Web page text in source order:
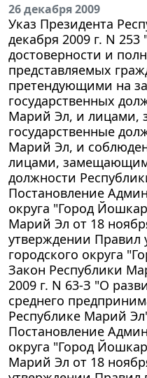
26 декабря 2009
Указ Президента
декабря 2009 г. N
достоверности и
представляемых
претендующими на
государственных
Марий Эл, и
государственные
Марий Эл, и
лицами,
должности
Постановление
округа "Город
Марий Эл от 18
утверждении Правил
городского округа
Закон Республики
2009 г. N 63-З "О
среднего
Республике Марий
Постановление
округа "Город
Марий Эл от 18